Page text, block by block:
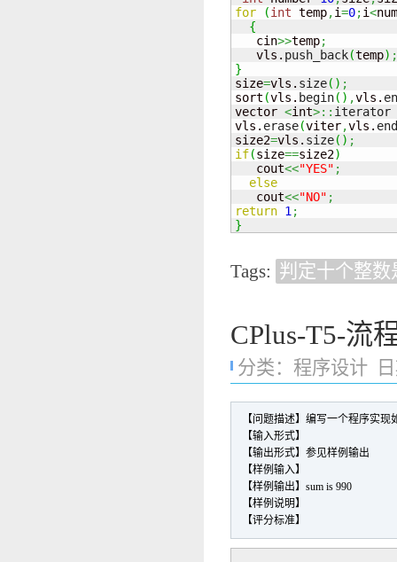
for
(int temp,i=0;i<
{
   cin
>>temp;
   vls.
push_back(temp) ;
}
size=vls. size( ) ;
sort (vls. begin( ) ,vls.
vector <int>:: iterator
vls. erase(viter,vls. end
size2=vls. size( ) ;
if(size==size2)
   cout
<<"YES" ;
else
   cout
<<"NO" ;
return 1 ;
}
Tags: 判定十个整
CPlus-T5-流
分类： 程序设计
【问题描述】编写一个程序实
【输入形式】
【输出形式】参见样例输出
【样例输入】
【样例输出】sum is 990
【样例说明】
【评分标准】